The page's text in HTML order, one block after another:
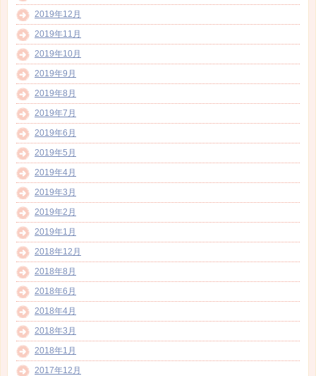
2019年12月
2019年11月
2019年10月
2019年9月
2019年8月
2019年7月
2019年6月
2019年5月
2019年4月
2019年3月
2019年2月
2019年1月
2018年12月
2018年8月
2018年6月
2018年4月
2018年3月
2018年1月
2017年12月